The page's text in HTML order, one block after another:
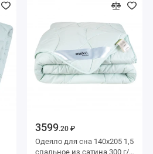
3599.20 ₽
Одеяло для сна 140х205 1,5
спальное из сатина 300 г/